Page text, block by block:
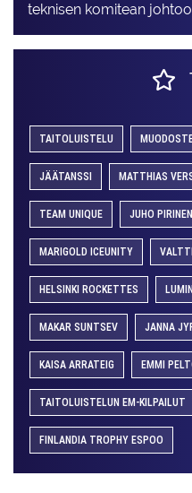
teknisen komitean
TAITOLUISTELU
JÄÄTANSSI MATTHIAS
TEAM UNIQUE JUHO PIRINEN
MARIGOLD ICEUNITY
HELSINKI ROCKETTES
MAKAR SUNTSEV JANNA
KAISA ARRATEIG EMMI
TAITOLUISTELUN EM-KILPAILUT
FINLANDIA TROPHY ESPOO